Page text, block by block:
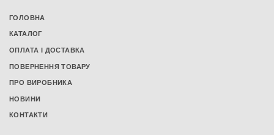
ГОЛОВНА
КАТАЛОГ
ОПЛАТА І ДОСТАВКА
ПОВЕРНЕННЯ ТОВАРУ
ПРО ВИРОБНИКА
НОВИНИ
КОНТАКТИ